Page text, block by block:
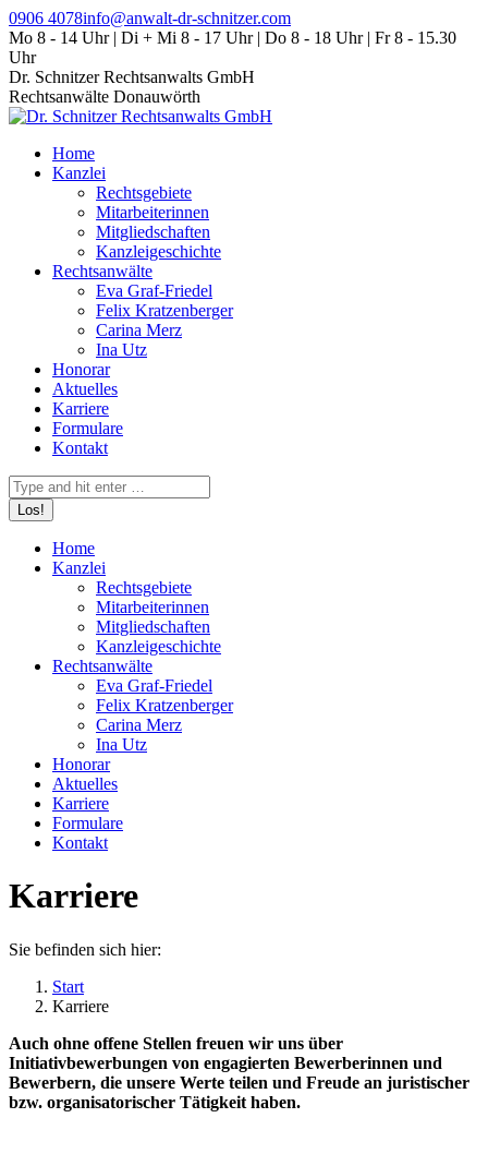
Zum
Inhalt
springen
0906 4078info@anwalt-dr-schnitzer.com
Mo 8 - 14 Uhr | Di + Mi 8 - 17 Uhr | Do 8 - 18 Uhr | Fr 8 - 15.30
Uhr
Dr. Schnitzer Rechtsanwalts GmbH
Rechtsanwälte Donauwörth
Home
Kanzlei
Rechtsgebiete
Mitarbeiterinnen
Mitgliedschaften
Kanzleigeschichte
Rechtsanwälte
Eva Graf-Friedel
Felix Kratzenberger
Carina Merz
Ina Utz
Honorar
Aktuelles
Karriere
Formulare
Kontakt
Search:
Home
Kanzlei
Rechtsgebiete
Mitarbeiterinnen
Mitgliedschaften
Kanzleigeschichte
Rechtsanwälte
Eva Graf-Friedel
Felix Kratzenberger
Carina Merz
Ina Utz
Honorar
Aktuelles
Karriere
Formulare
Kontakt
Karriere
Sie befinden sich hier:
Start
Karriere
Auch ohne offene Stellen freuen wir uns über
Initiativbewerbungen von engagierten Bewerberinnen und
Bewerbern, die unsere Werte teilen und Freude an juristischer
bzw. organisatorischer Tätigkeit haben.